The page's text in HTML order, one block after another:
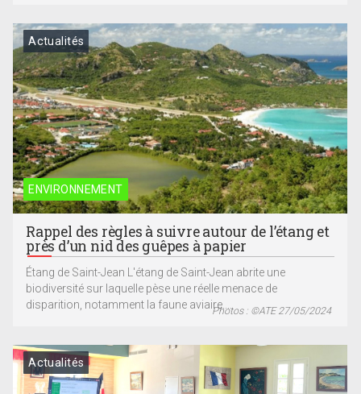
ENVIRONNEMENT
Actualités
Rappel des règles à suivre autour de l’étang et
près d’un nid des guêpes à papier
Étang de Saint-Jean L'étang de Saint-Jean abrite une
biodiversité sur laquelle pèse une réelle menace de
disparition, notamment la faune aviaire....Photos : ©ATE 27/05/2024
Actualités